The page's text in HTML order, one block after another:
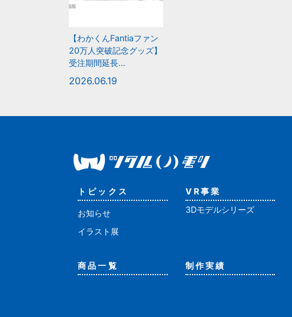
【わかくんFantiaファン
20万人突破記念グッズ】
受注期間延長...
2026.06.19
トピックス
お知らせ
イラスト展
VR事業
3Dモデルシリーズ
商品一覧 制作実績